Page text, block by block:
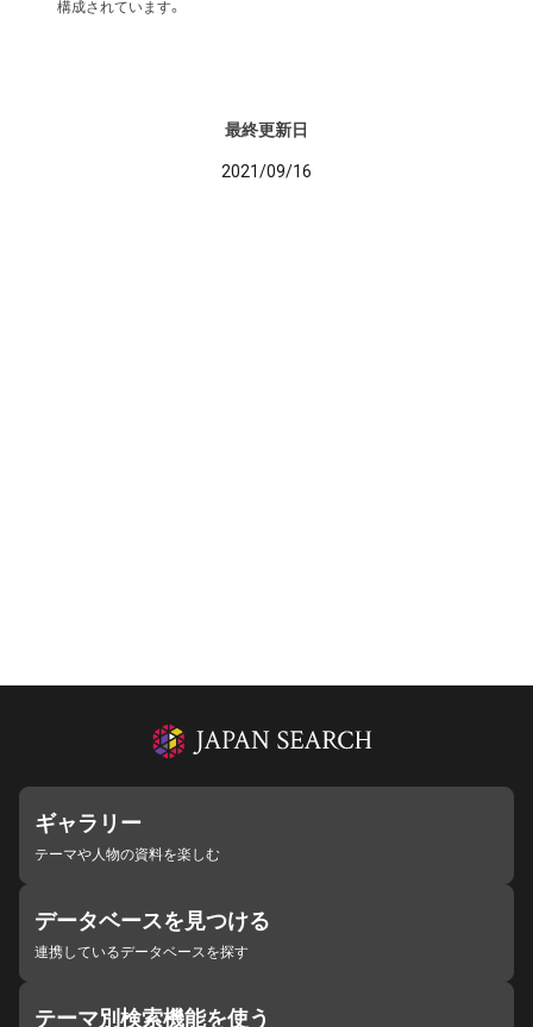
構成されています。
最終更新日
2021/09/16
ギャラリー
テーマや人物の資料を楽しむ
データベースを見つける
連携しているデータベースを探す
テーマ別検索機能を使う